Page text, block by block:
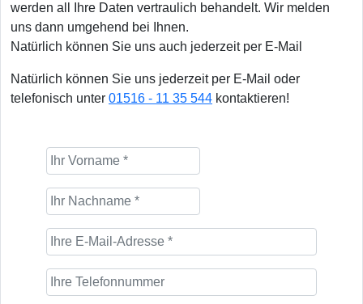
werden all Ihre Daten vertraulich behandelt. Wir melden
uns dann umgehend bei Ihnen.
Natürlich können Sie uns auch jederzeit per E-Mail
Natürlich können Sie uns jederzeit per E-Mail oder
telefonisch unter 01516 - 11 35 544 kontaktieren!